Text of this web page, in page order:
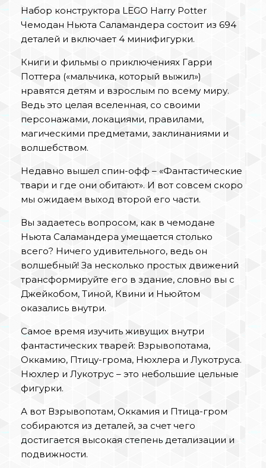
Набор конструктора LEGO Harry Potter
Чемодан Ньюта Саламандера состоит из 694
деталей и включает 4 минифигурки.
Книги и фильмы о приключениях Гарри
Поттера («мальчика, который выжил»)
нравятся детям и взрослым по всему миру.
Ведь это целая вселенная, со своими
персонажами, локациями, правилами,
магическими предметами, заклинаниями и
волшебством.
Недавно вышел спин-офф – «Фантастические
твари и где они обитают». И вот совсем скоро
мы ожидаем выход второй его части.
Вы задаетесь вопросом, как в чемодане
Ньюта Саламандера умещается столько
всего? Ничего удивительного, ведь он
волшебный! За несколько простых движений
трансформируйте его в здание, словно вы с
Джейкобом, Тиной, Квини и Ньюйтом
оказались внутри.
Самое время изучить живущих внутри
фантастических тварей: Взрывопотама,
Оккамию, Птицу-грома, Нюхлера и Лукотруса.
Нюхлер и Лукотрус – это небольшие цельные
фигурки.
А вот Взрывопотам, Оккамия и Птица-гром
собираются из деталей, за счет чего
достигается высокая степень детализации и
подвижности.